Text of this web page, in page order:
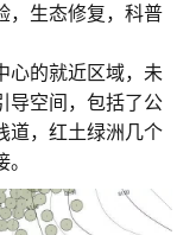
，生态修复，科普
心的就近区域，未
导空间，包括了公
道，红土绿洲几个